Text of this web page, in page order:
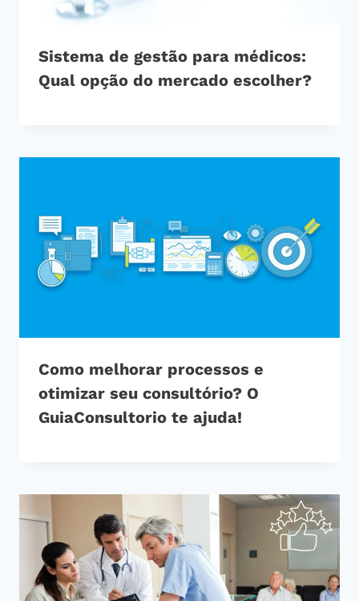
Sistema de gestão para médicos:
Qual opção do mercado escolher?
Como melhorar processos e
otimizar seu consultório? O
GuiaConsultorio te ajuda!